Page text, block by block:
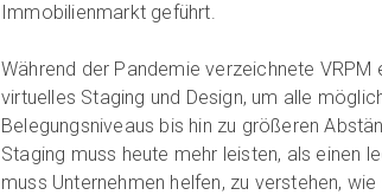
Immobilienmarkt geführt.
Während der Pandemie verzeichnete
virtuelles Staging und Design, um alle
Belegungsniveaus bis hin zu größeren
Staging muss heute mehr leisten, als einen
muss Unternehmen helfen, zu verstehen,